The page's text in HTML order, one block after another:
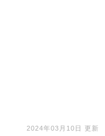
2024年03月10日 更新